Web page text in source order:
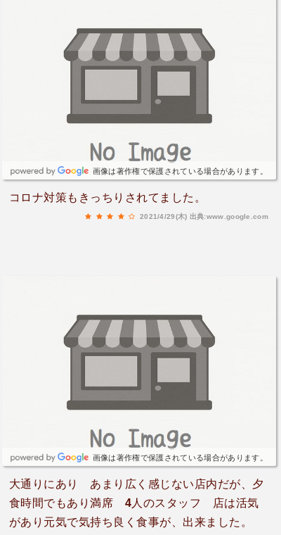
画像は著作権で保護されている場合があります。
コロナ対策もきっちりされてました。
2021/4/29(木) 出典:www.google.com
画像は著作権で保護されている場合があります。
大通りにあり あまり広く感じない店内だが、夕
食時間でもあり満席 4人のスタッフ 店は活気
があり元気で気持ち良く食事が、出来ました。